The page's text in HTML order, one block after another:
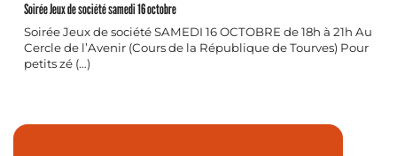
Soirée Jeux de société samedi 16 octobre
Soirée Jeux de société SAMEDI 16 OCTOBRE de 18h à 21h Au
Cercle de l’Avenir (Cours de la République de Tourves) Pour
petits zé (…)